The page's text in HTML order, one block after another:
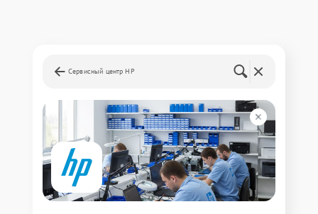
Сервисный центр HP